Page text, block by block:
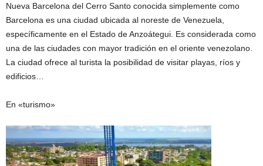
Nueva Barcelona del Cerro Santo conocida simplemente como
Barcelona es una ciudad ubicada al noreste de Venezuela,
específicamente en el Estado de Anzoátegui. Es considerada como
una de las ciudades con mayor tradición en el oriente venezolano.
La ciudad ofrece al turista la posibilidad de visitar playas, ríos y
edificios…
En «turismo»